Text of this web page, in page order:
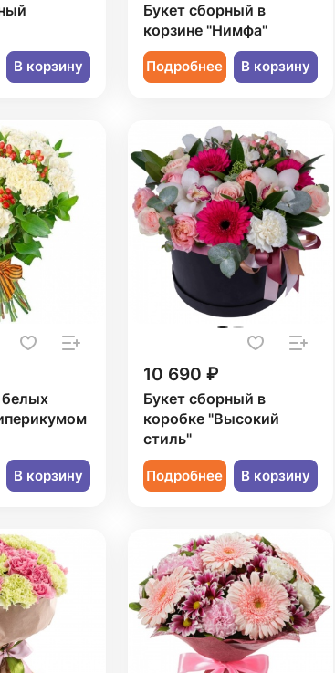
В корзину
Букет сборный в
корзине "Нимфа"
Подробнее В корзину
белых
В корзину
10 690 ₽
Букет сборный в
коробке "Высокий
стиль"
Подробнее В корзину